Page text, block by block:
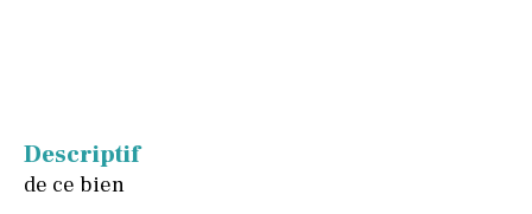
descriptif
de ce bien